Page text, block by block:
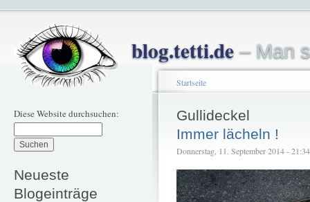
blog.tetti.de– Man
Diese Website durchsuchen:
Neueste
Blogeinträge
Startseite
Gullideckel
Immer lächeln !
Donnerstag, 11. September 2014 -